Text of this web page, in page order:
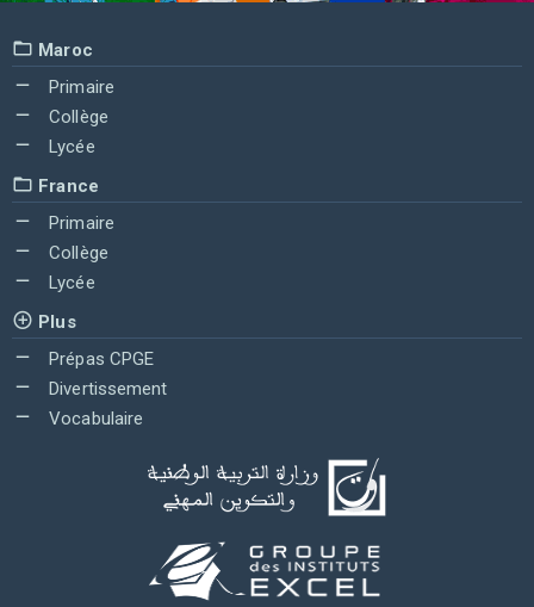
Maroc
Primaire
Collège
Lycée
France
Primaire
Collège
Lycée
Plus
Prépas CPGE
Divertissement
Vocabulaire